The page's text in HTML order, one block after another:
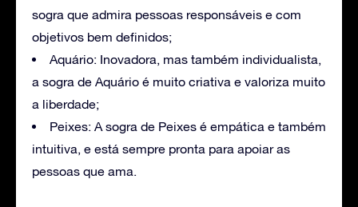
sogra que admira pessoas responsáveis e com
objetivos bem definidos;
Aquário: Inovadora, mas também individualista,
a sogra de Aquário é muito criativa e valoriza muito
a liberdade;
Peixes: A sogra de Peixes é empática e também
intuitiva, e está sempre pronta para apoiar as
pessoas que ama.